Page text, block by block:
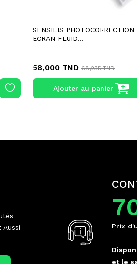
SENSILIS
ECRAN FLUID...
58,000 TND 68,235 TND
Ajouter au panier
Aussi
Prix
et le